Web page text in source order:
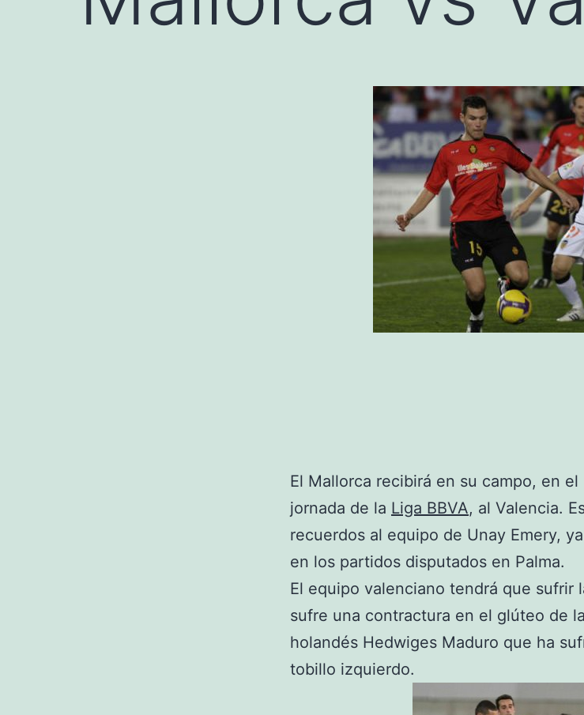
El Mallorca recibirá en su campo, en
jornada de la Liga BBVA, al Valencia.
recuerdos al equipo de Unay Emery,
en los partidos disputados en Palma.
El equipo valenciano tendrá que sufrir
sufre una contractura en el glúteo de
holandés Hedwiges Maduro que ha
tobillo izquierdo.